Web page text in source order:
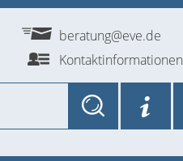
beratung@eve.de
Kontaktinformationen